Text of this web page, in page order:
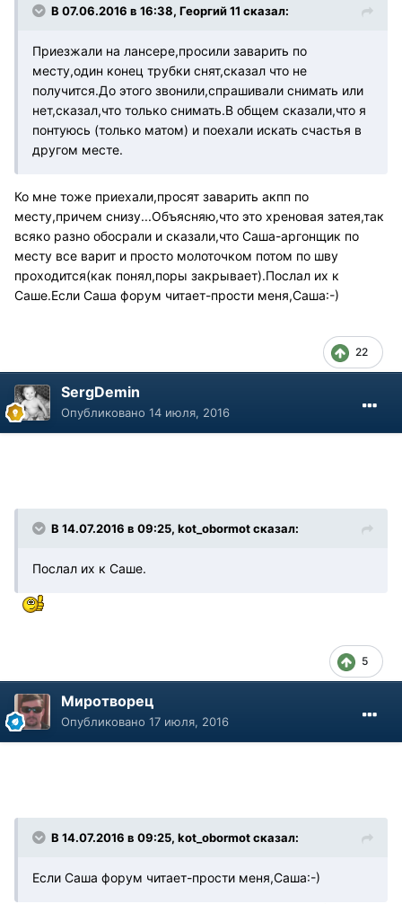
В 07.06.2016 в 16:38, Георгий 11 сказал:
Приезжали на лансере,просили заварить по
месту,один конец трубки снят,сказал что не
получится.До этого звонили,спрашивали снимать или
нет,сказал,что только снимать.В общем сказали,что я
понтуюсь (только матом) и поехали искать счастья в
другом месте.
Ко мне тоже приехали,просят заварить акпп по
месту,причем снизу...Объясняю,что это хреновая затея,так
всяко разно обосрали и сказали,что Саша-аргонщик по
месту все варит и просто молоточком потом по шву
проходится(как понял,поры закрывает).Послал их к
Саше.Если Саша форум читает-прости меня,Саша:-)
22
SergDemin
Опубликовано 14 июля, 2016
В 14.07.2016 в 09:25, kot_obormot сказал:
Послал их к Саше.
5
Миротворец
Опубликовано 17 июля, 2016
В 14.07.2016 в 09:25, kot_obormot сказал:
Если Саша форум читает-прости меня,Саша:-)